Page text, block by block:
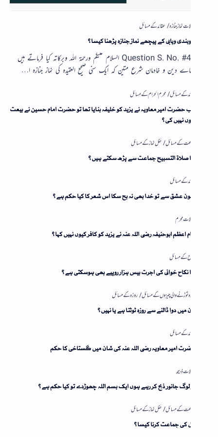
وہابی کے پیچھے نماز جنازہ پڑھنا کیسا؟
Question S. No. #40 السلام علیکم ورحمۃ اللہ وبرکاتہ کیا فرماتے ہیں
دین و خادمان شرع متین کہ ایک سنی صحیح العقیدہ کی نماز جنازہ ا…
حضرت امیر معاویہ نے یزید کو خلیفہ بنایا تھا تو حضرت امام حسین نے بیعت
نہیں کی؟
صلاۃ التسبیح جماعت سے پڑھ سکتے ہیں؟
عشق سے تو خدا بھی نہ بچ سکا اس شعر کا کیا حکم ہے؟
اعظم ابوحنیفہ رضی اللہ عنہ نے یزید کو کافر کیوں نہیں کہا؟
نکاح خوانی کی اجرت بیس ہزار روپیے بھی ہوسکتی ہے؟
میں دوا ڈالنے سے روزہ ٹوٹتا ہے یا نہیں؟
امیر معاویہ رضی اللہ عنہ کی شان میں گستاخی کا حکم
لوگ جانور ذبح کر رہے ہوں ایک بسم اللہ چھوڑدے تو کیا حکم ہے؟
کی جماعت کرنا کیسا؟